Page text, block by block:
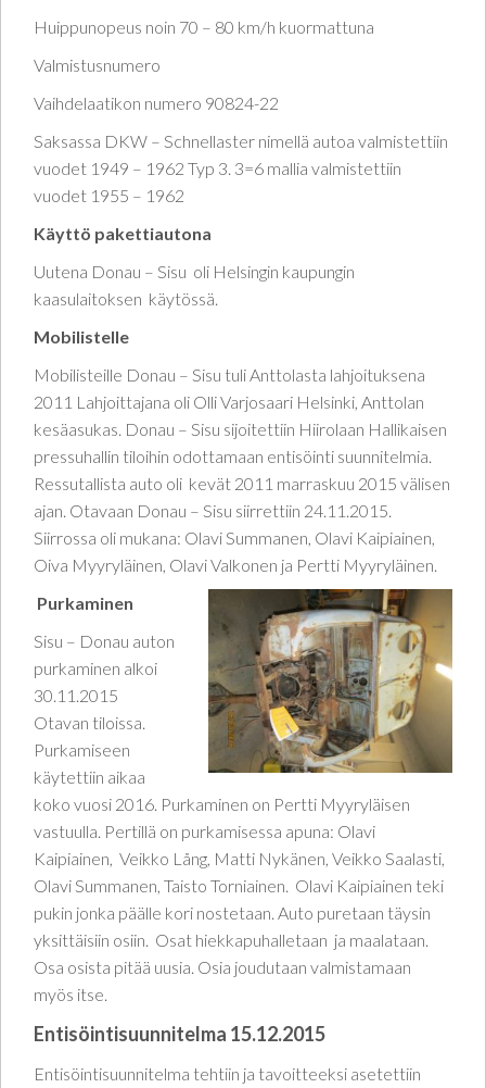
Huippunopeus noin 70 – 80 km/h kuormattuna
Valmistusnumero
Vaihdelaatikon numero 90824-22
Saksassa DKW – Schnellaster nimellä autoa valmistettiin
vuodet 1949 – 1962 Typ 3. 3=6 mallia valmistettiin
vuodet 1955 – 1962
Käyttö pakettiautona
Uutena Donau – Sisu oli Helsingin kaupungin
kaasulaitoksen käytössä.
Mobilistelle
Mobilisteille Donau – Sisu tuli Anttolasta lahjoituksena
2011 Lahjoittajana oli Olli Varjosaari Helsinki, Anttolan
kesäasukas. Donau – Sisu sijoitettiin Hiirolaan Hallikaisen
pressuhallin tiloihin odottamaan entisöinti suunnitelmia.
Ressutallista auto oli kevät 2011 marraskuu 2015 välisen
ajan. Otavaan Donau – Sisu siirrettiin 24.11.2015.
Siirrossa oli mukana: Olavi Summanen, Olavi Kaipiainen,
Oiva Myyryläinen, Olavi Valkonen ja Pertti Myyryläinen.
Purkaminen
Sisu – Donau auton
purkaminen alkoi
30.11.2015
Otavan tiloissa.
Purkamiseen
käytettiin aikaa
koko vuosi 2016. Purkaminen on Pertti Myyryläisen
vastuulla. Pertillä on purkamisessa apuna: Olavi
Kaipiainen, Veikko Lång, Matti Nykänen, Veikko Saalasti,
Olavi Summanen, Taisto Torniainen. Olavi Kaipiainen teki
pukin jonka päälle kori nostetaan. Auto puretaan täysin
yksittäisiin osiin. Osat hiekkapuhalletaan ja maalataan.
Osa osista pitää uusia. Osia joudutaan valmistamaan
myös itse.
Entisöintisuunnitelma 15.12.2015
Entisöintisuunnitelma tehtiin ja tavoitteeksi asetettiin